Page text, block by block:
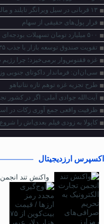
۱۳ قربانی در سیل ویرانگر تایلند و مالزی؛ صدها هزار نفر بی‌خانمان شدند
فرار پول‌های حقیقی از سهام
۵۰۰ میلیارد تومان تسهیلات بودجه‌ای به کردستان ابلاغ شد
تقویت صندوق توسعه بازار با جذب ۳۵ همت منابع از ابتدای تیر
غزه ققنوس‌وار برمی‌خیزد؛ چرا
سی‌ان‌ان: فرماندار داکوتای جنوبی
طرح تجزیه غزه توهم تازه نتانیاهو
آیت‌الله جوادی آملی: اگر در کشور
ظرفیت واقعی جمع آوری زکات در استان ایلام بیش از
کاپولا به زودی فیلم بعدی‌اش را
اکسپرس ارزدیجیتال
واکنش تند